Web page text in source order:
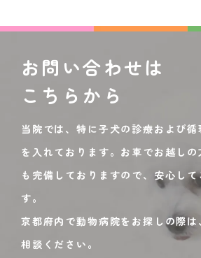
お問い合わせは
こちらから
当院では、特に子犬の診療および
を入れております。お車でお越し
も完備しておりますので、安心して
す。
京都府内で動物病院をお探しの際
相談ください。